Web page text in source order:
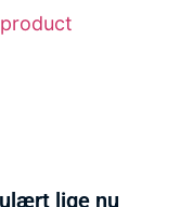
lige nu